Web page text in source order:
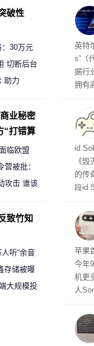
256
英特
s”（
据行
拥有
务
战
id
《
的传
段id
苹果
今年
机更
人
蓝
ra的
破性
30万元
退
切断后台
助力
业秘密
“打错算
临欧盟
审查
被批：
攻击 谁该
致竹知
听“余音
存储被曝
基地
大规模投